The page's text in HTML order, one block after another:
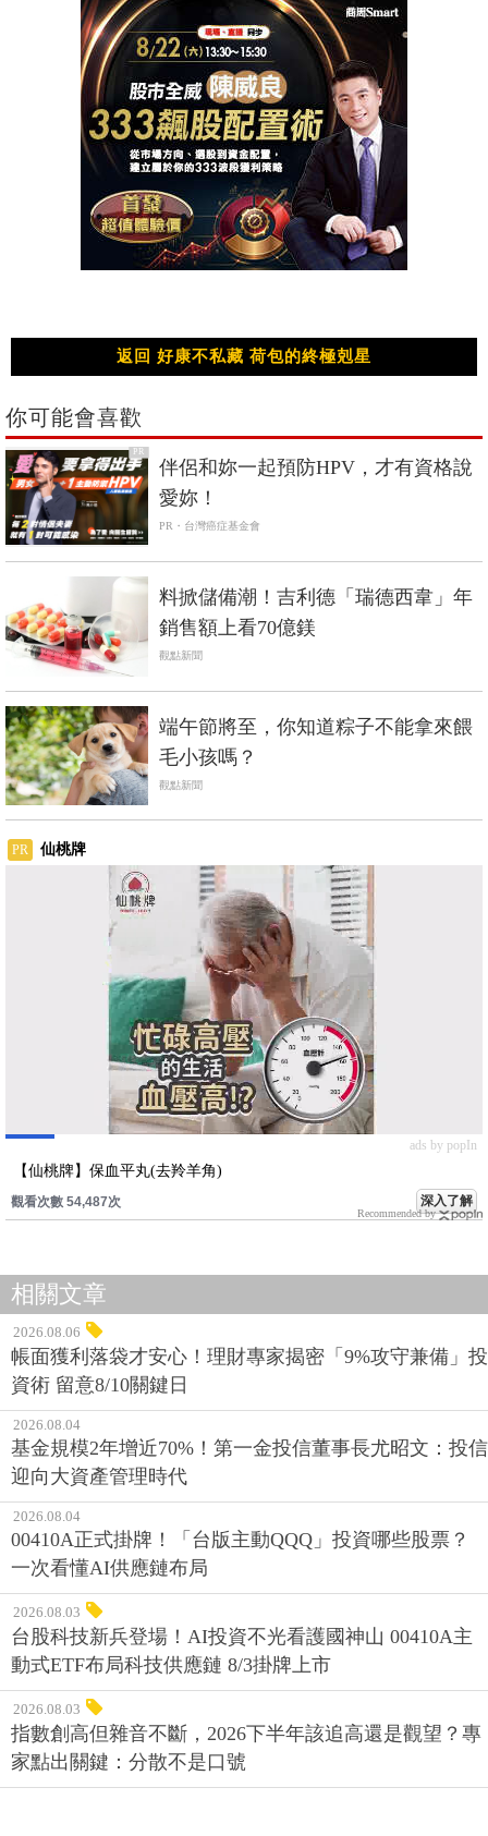
返回 好康不私藏 荷包的終極剋星
你可能會喜歡
PR
伴侶和妳一起預防HPV，才有資格說
愛妳！
PR・台灣癌症基金會
料掀儲備潮！吉利德「瑞德西韋」年
銷售額上看70億鎂
觀點新聞
端午節將至，你知道粽子不能拿來餵
毛小孩嗎？
觀點新聞
PR 仙桃牌
ads by popIn
【仙桃牌】保血平丸(去羚羊角)
觀看次數 54,487次 深入了解
Recommended by
相關文章
2026.08.06
帳面獲利落袋才安心！理財專家揭密「9%攻守兼備」投
資術 留意8/10關鍵日
2026.08.04
基金規模2年增近70%！第一金投信董事長尤昭文：投信
迎向大資產管理時代
2026.08.04
00410A正式掛牌！「台版主動QQQ」投資哪些股票？
一次看懂AI供應鏈布局
2026.08.03
台股科技新兵登場！AI投資不光看護國神山 00410A主
動式ETF布局科技供應鏈 8/3掛牌上市
2026.08.03
指數創高但雜音不斷，2026下半年該追高還是觀望？專
家點出關鍵：分散不是口號